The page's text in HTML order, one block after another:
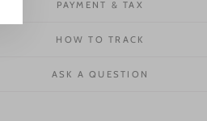
PAYMENT & TAX
HOW TO TRACK
ASK A QUESTION